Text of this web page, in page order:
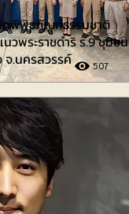
ดพิพิธภัณฑ์ธรรมชาติ
วพระราชดำริ ร.9 ชุมชน
จ.นครสวรรค์
507